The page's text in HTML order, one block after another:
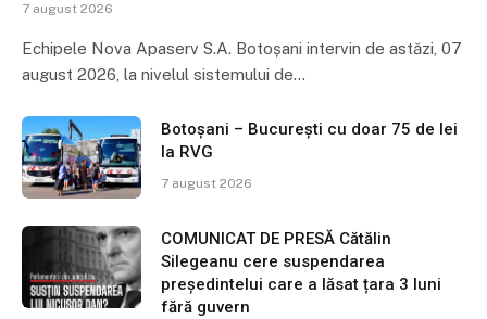
7 august 2026
Echipele Nova Apaserv S.A. Botoșani intervin de astăzi, 07
august 2026, la nivelul sistemului de…
Botoșani – București cu doar 75 de lei
la RVG
7 august 2026
COMUNICAT DE PRESĂ Cătălin
Silegeanu cere suspendarea
președintelui care a lăsat țara 3 luni
fără guvern